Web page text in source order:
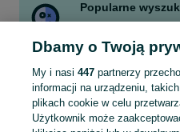
Popularne
bystrzyk pielęgnica
Zobacz Więcej
Dbamy o Twoją
My i nasi 447partnerzy
informacji na urządzeniu,
plikach cookie w celu
Użytkownik może